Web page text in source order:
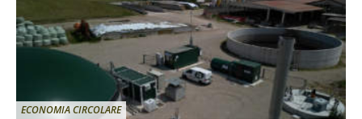
ECONOMIA CIRCOLARE